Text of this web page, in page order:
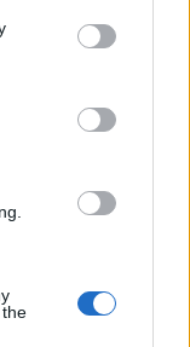
You may click to
party tags to
in below Google
anche dal
il centro